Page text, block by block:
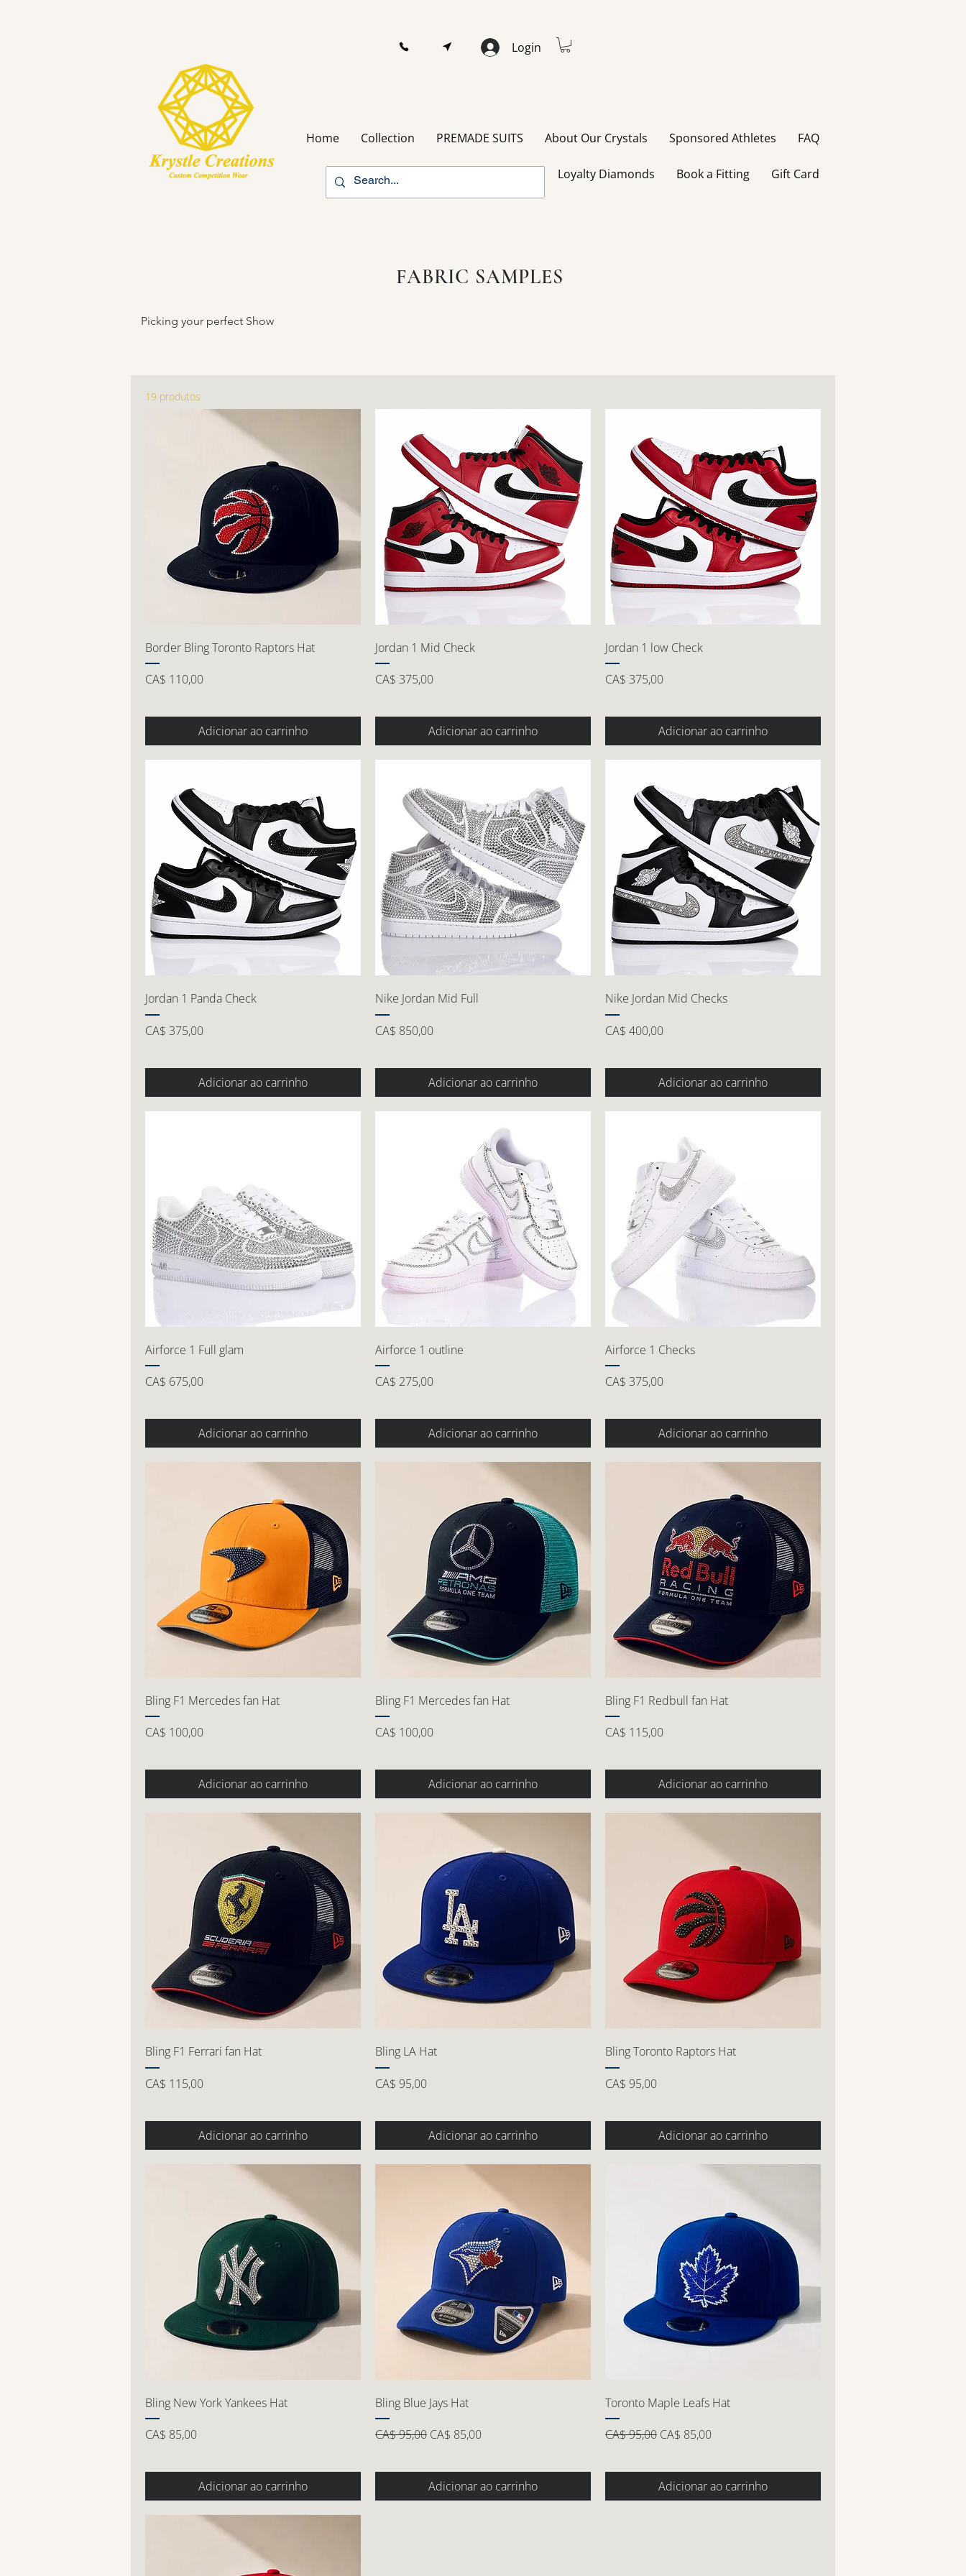
Login
Home Collection PREMADE SUITS About Our Crystals Sponsored Athletes FAQ
Loyalty Diamonds Book a Fitting Gift Card
FABRIC SAMPLES
Picking your perfect Show
19 produtos
Border Bling Toronto Raptors Hat
Preço
CA$ 110,00
Adicionar ao carrinho
Jordan 1 Mid Check
Preço
CA$ 375,00
Adicionar ao carrinho
Jordan 1 low Check
Preço
CA$ 375,00
Adicionar ao carrinho
Jordan 1 Panda Check
Preço
CA$ 375,00
Adicionar ao carrinho
Nike Jordan Mid Full
Preço
CA$ 850,00
Adicionar ao carrinho
Nike Jordan Mid Checks
Preço
CA$ 400,00
Adicionar ao carrinho
Airforce 1 Full glam
Preço
CA$ 675,00
Adicionar ao carrinho
Airforce 1 outline
Preço
CA$ 275,00
Adicionar ao carrinho
Airforce 1 Checks
Preço
CA$ 375,00
Adicionar ao carrinho
Bling F1 Mercedes fan Hat
Preço
CA$ 100,00
Adicionar ao carrinho
Bling F1 Mercedes fan Hat
Preço
CA$ 100,00
Adicionar ao carrinho
Bling F1 Redbull fan Hat
Preço
CA$ 115,00
Adicionar ao carrinho
Bling F1 Ferrari fan Hat
Preço
CA$ 115,00
Adicionar ao carrinho
Bling LA Hat
Preço
CA$ 95,00
Adicionar ao carrinho
Bling Toronto Raptors Hat
Preço
CA$ 95,00
Adicionar ao carrinho
Bling New York Yankees Hat
Preço
CA$ 85,00
Adicionar ao carrinho
Bling Blue Jays Hat
Preço normal
CA$ 95,00 Preço promocional
CA$ 85,00
Adicionar ao carrinho
Toronto Maple Leafs Hat
Preço normal
CA$ 95,00 Preço promocional
CA$ 85,00
Adicionar ao carrinho